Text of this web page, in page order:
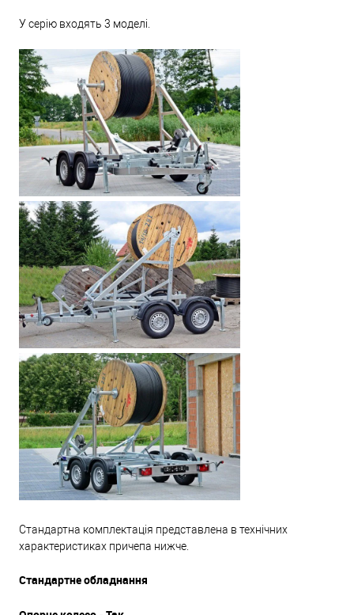
У серію входять 3 моделі.
Стандартна комплектація представлена ​​в технічних
характеристиках причепа нижче.
Стандартне обладнання